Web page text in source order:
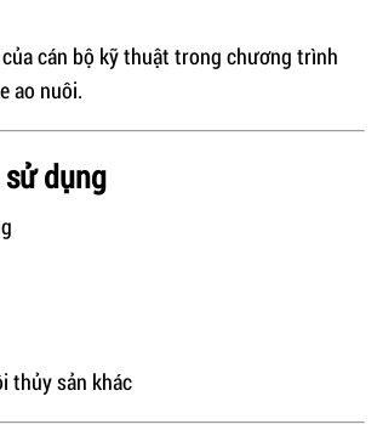
cán bộ kỹ thuật trong chương trình
ao nuôi.
dụng
thủy sản khác